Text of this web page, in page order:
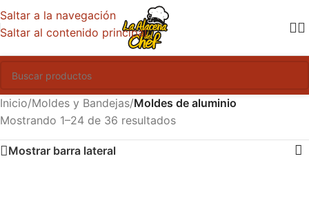
Saltar a la navegación
Saltar al contenido principal
Inicio/Moldes y Bandejas/Moldes de aluminio
Mostrando 1–24 de 36 resultados
Mostrar barra lateral